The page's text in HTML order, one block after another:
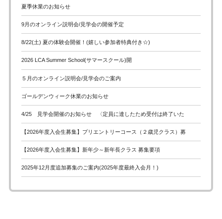
夏季休業のお知らせ
9月のオンライン説明会/見学会の開催予定
8/22(土) 夏の体験会開催！(嬉しい参加者特典付き☆)
2026 LCA Summer School(サマースクール)開
５月のオンライン説明会/見学会のご案内
ゴールデンウィーク休業のお知らせ
4/25 見学会開催のお知らせ 〈定員に達したため受付は終了いた
【2026年度入会生募集】プリエントリーコース（２歳児クラス）募
【2026年度入会生募集】新年少～新年長クラス 募集要項
2025年12月度追加募集のご案内(2025年度最終入会月！)